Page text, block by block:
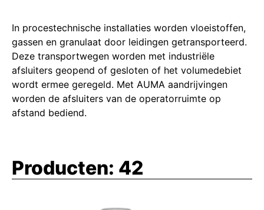
In procestechnische installaties worden vloeistoffen,
gassen en granulaat door leidingen getransporteerd.
Deze transportwegen worden met industriële
afsluiters geopend of gesloten of het volumedebiet
wordt ermee geregeld. Met AUMA aandrijvingen
worden de afsluiters van de operatorruimte op
afstand bediend.
Producten: 42